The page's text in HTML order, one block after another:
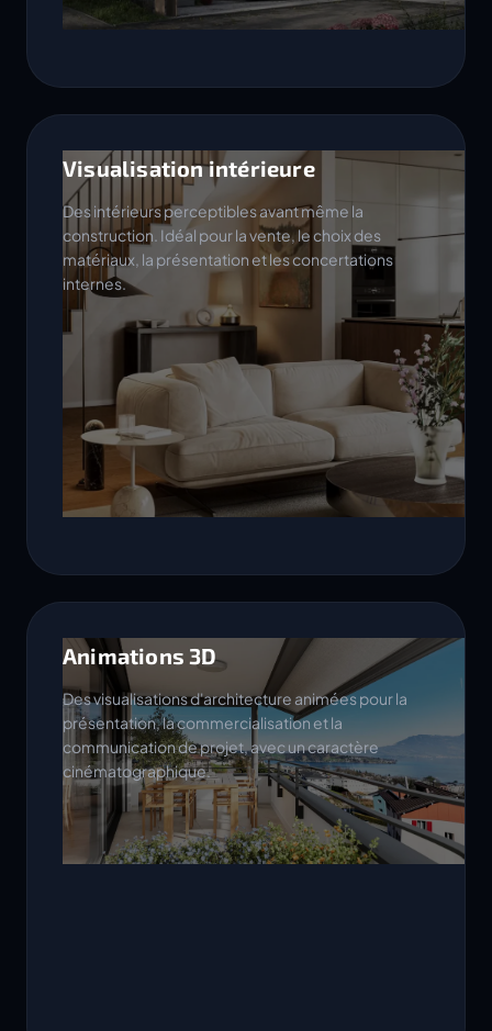
Visualisation intérieure
Des intérieurs perceptibles avant même la
construction. Idéal pour la vente, le choix des
matériaux, la présentation et les concertations
internes.
Animations 3D
Des visualisations d'architecture animées pour la
présentation, la commercialisation et la
communication de projet, avec un caractère
cinématographique.